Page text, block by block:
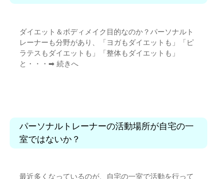
ダイエット＆ボディメイク目的なのか？パーソナルト
レーナーも分野があり、「ヨガもダイエットも」「ピ
ラテスもダイエットも」「整体もダイエットも」
と・・・➡︎ 続きへ
パーソナルトレーナーの活動場所が自宅の一
室ではないか？
最近多くなっているのが、自宅の一室で活動を行って